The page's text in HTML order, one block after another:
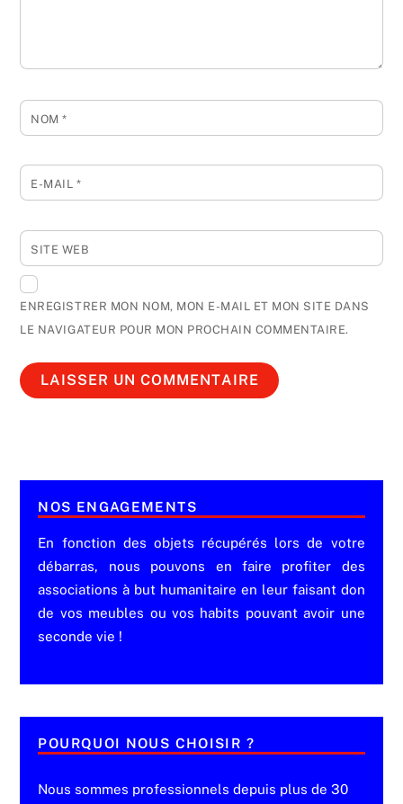
NOM*
E-MAIL *
SITE WEB
ENREGISTRER MON NOM, MON E-MAIL ET MON SITE DANS
LE NAVIGATEUR POUR MON PROCHAIN COMMENTAIRE.
NOS ENGAGEMENTS
En fonction des objets récupérés lors de votre
débarras, nous pouvons en faire profiter des
associations à but humanitaire en leur faisant don
de vos meubles ou vos habits pouvant avoir une
seconde vie !
POURQUOI NOUS CHOISIR ?
Nous sommes professionnels depuis plus de 30